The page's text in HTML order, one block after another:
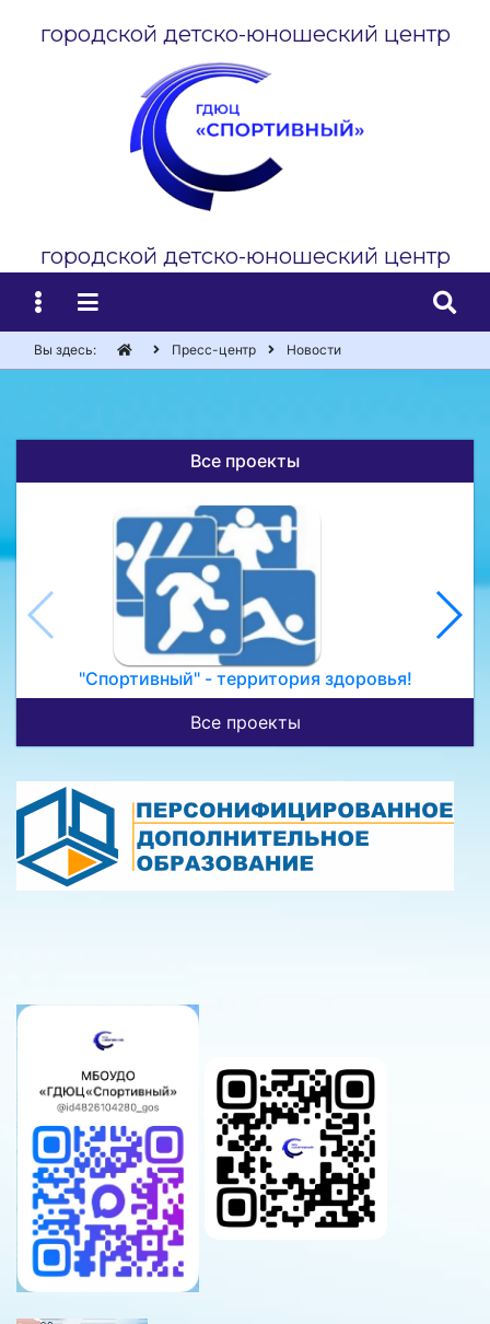
городской детско-юношеский центр
городской детско-юношеский центр
Вы здесь: Пресс-центр Новости
Все проекты
"Спортивный" - территория здоровья!
Все проекты